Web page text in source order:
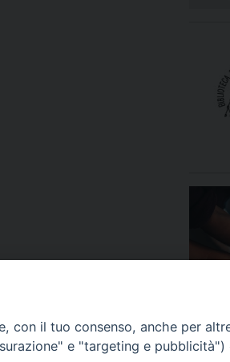
con il tuo consenso, anche per
e "targeting e